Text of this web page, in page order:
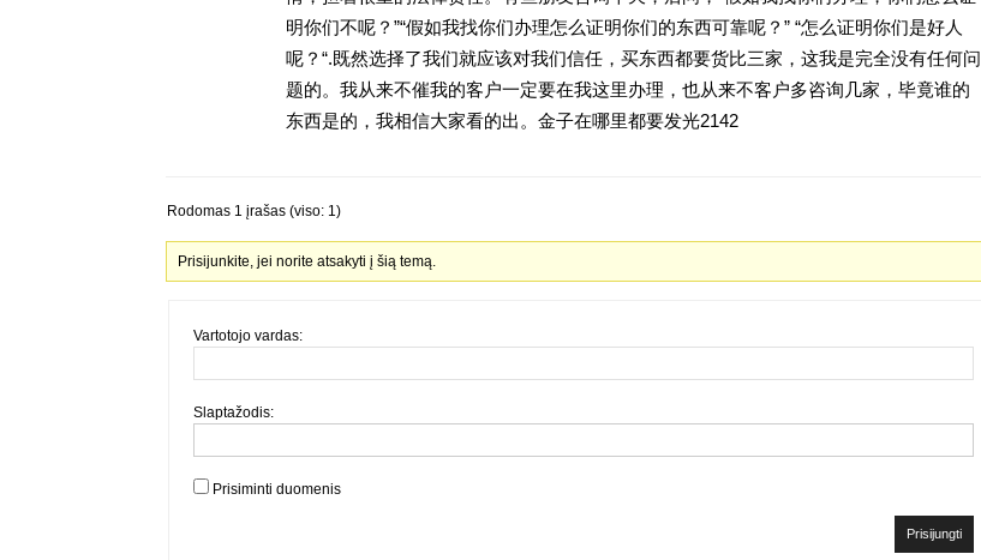
明你们不呢？”“假如我找你们办理怎么证明你们的东西可靠呢？” “怎么证明你们是好人
呢？“.既然选择了我们就应该对我们信任，买东西都要货比三家，这我是完全没有任何问
题的。我从来不催我的客户一定要在我这里办理，也从来不客户多咨询几家，毕竟谁的
东西是的，我相信大家看的出。金子在哪里都要发光2142
Rodomas 1 įrašas (viso: 1)
Prisijunkite, jei norite atsakyti į šią temą.
Vartotojo vardas:
Slaptažodis:
Prisiminti duomenis
Prisijungti